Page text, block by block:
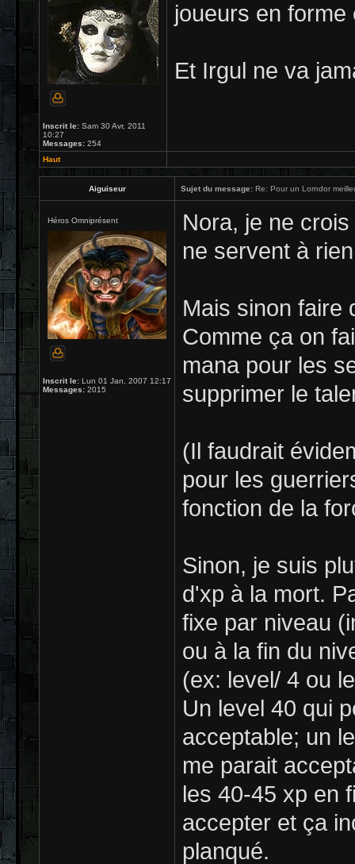
Inscrit le: Sam 30 Avr, 2011
10:27
Messages: 254
joueurs en
Et Irgul ne va
Haut
Aiguiseur Sujet du message: Re: Pour un Lorndor
Héros Omniprésent
Inscrit le: Lun 01 Jan, 2007 12:17
Messages: 2015
Nora, je ne
ne servent à
Mais sinon faire
Comme ça on
mana pour les
supprimer le
(Il faudrait
pour les
fonction de la
Sinon, je suis
d'xp à la mort.
fixe par niveau
ou à la fin du
(ex: level/ 4 ou
Un level 40 qui
acceptable; un
me parait
les 40-45 xp en
accepter et ça
planqué.